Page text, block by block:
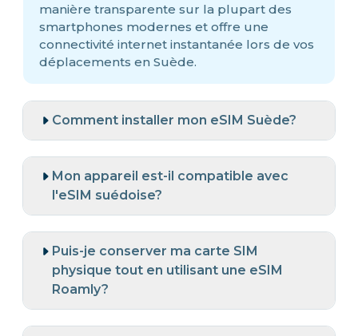
manière transparente sur la plupart des
smartphones modernes et offre une
connectivité internet instantanée lors de vos
déplacements en Suède.
Comment installer mon eSIM Suède?
Mon appareil est-il compatible avec
l'eSIM suédoise?
Puis-je conserver ma carte SIM
physique tout en utilisant une eSIM
Roamly?